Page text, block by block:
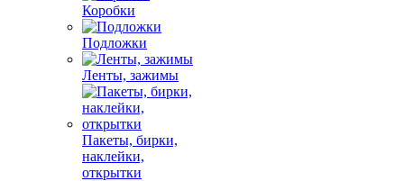
Коробки
Подложки
Ленты, зажимы
Пакеты, бирки,
наклейки,
открытки